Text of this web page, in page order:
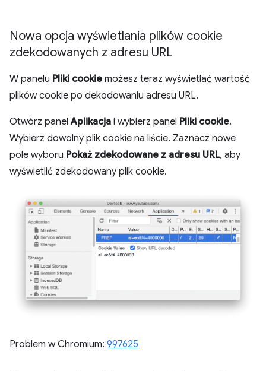
Nowa opcja wyświetlania plików cookie
zdekodowanych z adresu URL
W panelu Pliki cookie możesz teraz wyświetlać wartość
plików cookie po dekodowaniu adresu URL.
Otwórz panelAplikacja i wybierz panel Pliki cookie.
Wybierz dowolny plik cookie na liście. Zaznacz nowe
pole wyboru Pokaż zdekodowane z adresu URL, aby
wyświetlić zdekodowany plik cookie.
Problem w Chromium: 997625